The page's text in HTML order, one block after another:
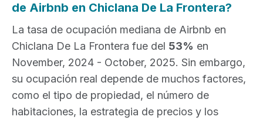
de Airbnb en Chiclana De La Frontera?
La tasa de ocupación mediana de Airbnb en
Chiclana De La Frontera fue del 53% en
November, 2024 - October, 2025. Sin embargo,
su ocupación real depende de muchos factores,
como el tipo de propiedad, el número de
habitaciones, la estrategia de precios y los